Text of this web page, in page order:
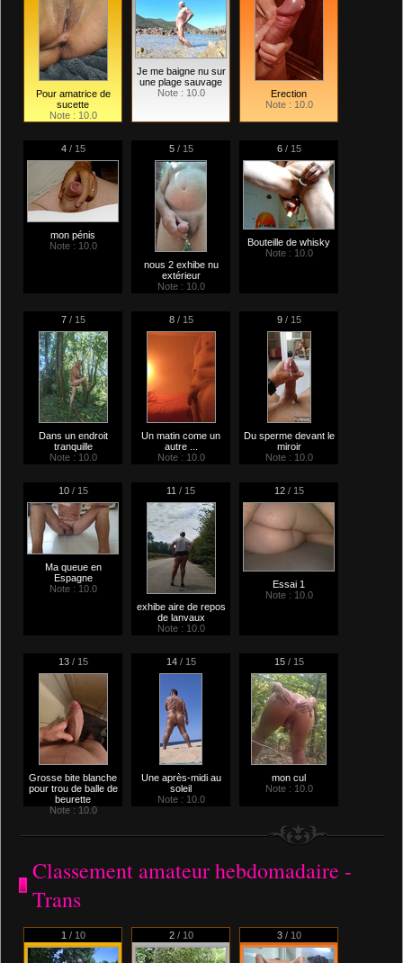
Pour amatrice de
sucette
Note : 10.0
Je me baigne nu sur
une plage sauvage
Note : 10.0
Erection
Note : 10.0
4/ 15
mon pénis
Note : 10.0
5/ 15
nous 2 exhibe nu
extérieur
Note : 10.0
6/ 15
Bouteille de whisky
Note : 10.0
7/ 15
Dans un endroit
tranquille
Note : 10.0
8/ 15
Un matin come un
autre ...
Note : 10.0
9/ 15
Du sperme devant le
miroir
Note : 10.0
10/ 15
Ma queue en
Espagne
Note : 10.0
11 / 15
exhibe aire de repos
de lanvaux
Note : 10.0
12/ 15
Essai 1
Note : 10.0
13/ 15
Grosse bite blanche
pour trou de balle de
beurette
Note : 10.0
14/ 15
Une après-midi au
soleil
Note : 10.0
15/ 15
mon cul
Note : 10.0
Classement amateur hebdomadaire -
Trans
1 / 10 2/ 10 3/ 10